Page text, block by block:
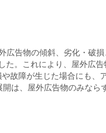
広告物の傾斜、劣化・破
。これにより、屋外広告
故障が生じた場合にも、
開は、屋外広告物のみなら